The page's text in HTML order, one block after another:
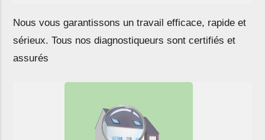
Nous vous garantissons un travailefficace, rapide et
sérieux. Tous nos diagnostiqueurs sontcertifiés et
assurés